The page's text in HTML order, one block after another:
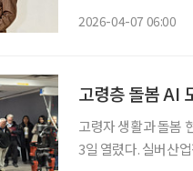
2026-04-07 06:00
고령층 돌봄 AI
고령자 생활과 돌봄
3일 열렸다. 실버산